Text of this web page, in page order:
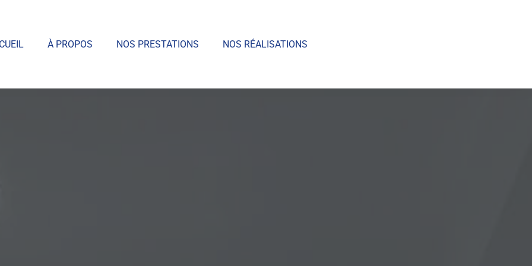
À PROPOS NOS PRESTATIONS NOS RÉALISATIONS